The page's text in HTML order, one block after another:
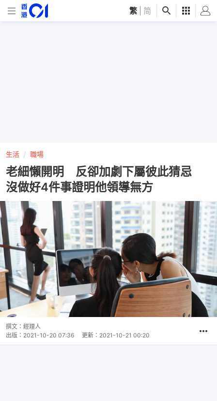
繁 简
生活 職場
老細懶開明 反卻加劇下屬彼此猜忌
沒做好4件事證明他領導無方
撰文： 經理人
出版： 2021-10-20 07:36 更新： 2021-10-21 00:20